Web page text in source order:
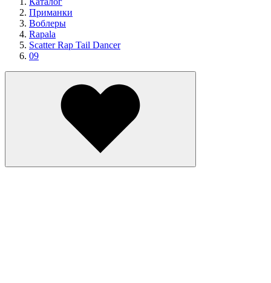
Приманки
Воблеры
Rapala
Scatter Rap Tail Dancer
09